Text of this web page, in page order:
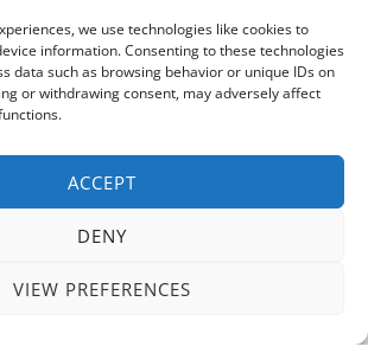
we use technologies like cookies to
information. Consenting to these technologies
data such as browsing behavior or unique IDs on
or withdrawing consent, may adversely affect
ACCEPT
DENY
VIEW PREFERENCES
ROAV Gafas de sol plegables |
porRed Factory